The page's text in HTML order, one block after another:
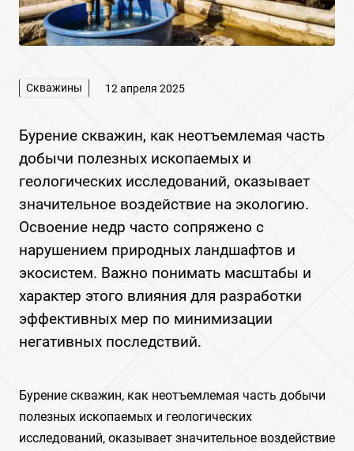
Скважины 12 апреля 2025
Бурение скважин, как неотъемлемая часть
добычи полезных ископаемых и
геологических исследований, оказывает
значительное воздействие на экологию.
Освоение недр часто сопряжено с
нарушением природных ландшафтов и
экосистем. Важно понимать масштабы и
характер этого влияния для разработки
эффективных мер по минимизации
негативных последствий.
Бурение скважин, как неотъемлемая часть добычи
полезных ископаемых и геологических
исследований, оказывает значительное воздействие